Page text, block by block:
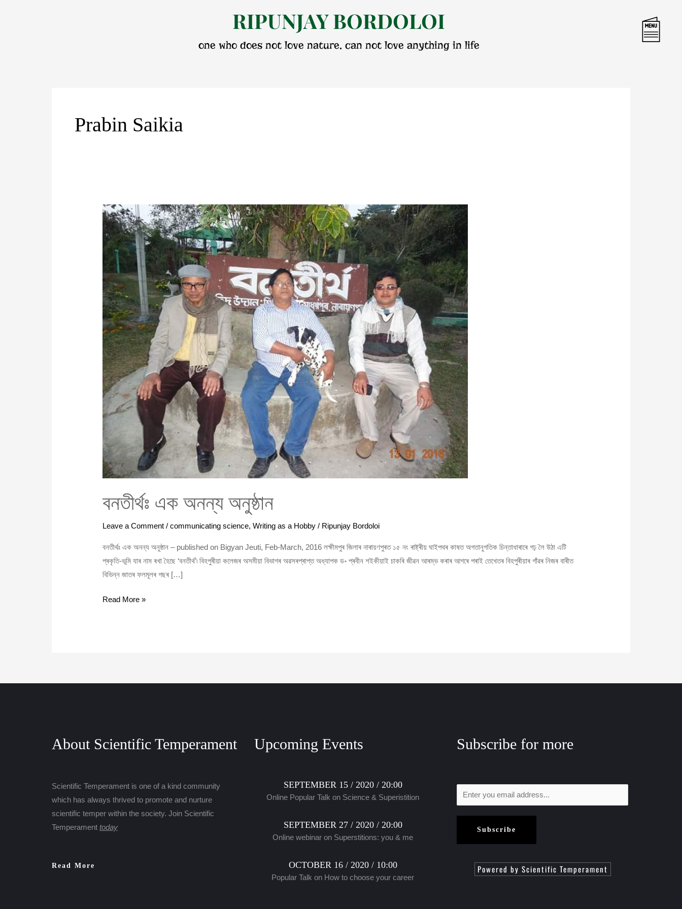
RIPUNJAY BORDOLOI
one who does not love nature, can not love anything in life
Prabin Saikia
বনতীৰ্থঃ এক অনন্য অনুষ্ঠান
Leave a Comment /communicating science,Writing as a Hobby / Ripunjay Bordoloi
বনতীৰ্থঃ এক অনন্য অনুষ্ঠান – published on Bigyan Jeuti, Feb-March, 2016 লক্ষীমপুৰ জিলাৰ নাৰায়ণপুৰত ১৫ নং ৰাষ্ট্ৰীয় ঘাইপথৰ কাষত অগতানুগতিক চিন্তাধাৰাৰে গঢ় লৈ উঠা এটি
প্ৰকৃতি-ভূমি যাৰ নাম ৰখা হৈছে ‘বনতীৰ্থ’৷ বিহপুৰীয়া কলেজৰ অসমীয়া বিভাগৰ অৱসৰপ্ৰাপ্ত অধ্যাপক ড॰ প্ৰবীন শইকীয়াই চাকৰি জীৱন আৰম্ভ কৰাৰ আগৰে পৰাই তেখেতৰ বিহপুৰীয়াৰ গাঁৱৰ নিজৰ বাৰীত
বিভিন্ন জাতৰ ফলমূলৰ গছৰ […]
বনতীৰ্থঃ
এক
অনন্য
অনুষ্ঠান
Read More »
About Scientific Temperament
Scientific Temperament is one of a kind community
which has always thrived to promote and nurture
scientific temper within the society. Join Scientific
Temperament today
Read More
Upcoming Events
SEPTEMBER 15 / 2020 / 20:00
Online Popular Talk on Science & Superistition
SEPTEMBER 27 / 2020 / 20:00
Online webinar on Superstitions: you & me
OCTOBER 16 / 2020 / 10:00
Popular Talk on How to choose your career
Subscribe for more
Subscribe
Powered by Scientific Temperament